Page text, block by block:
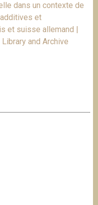
dans un contexte de
et
et suisse allemand |
and Archive